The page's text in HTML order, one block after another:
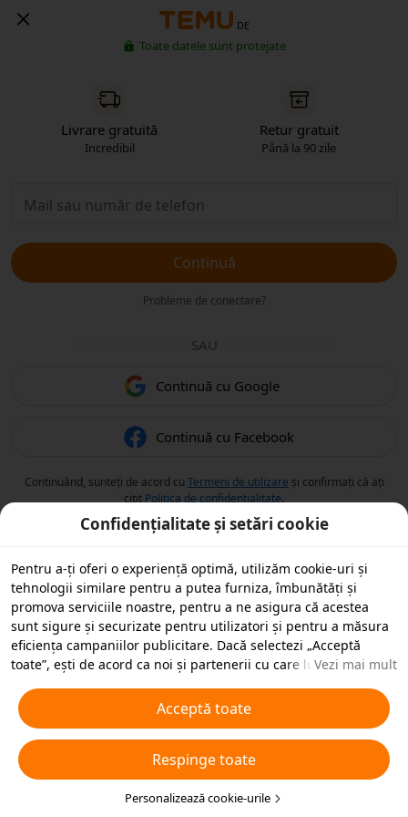
DE
Toate datele sunt protejate
Livrare gratuită
Incredibil
Retur gratuit
Până la 90 zile
Continuă
Probleme de conectare?
SAU
Continuă cu Google
Continuă cu Facebook
Continuând, sunteți de acord cu Termeni de utilizare și confirmați că ați
citit Politica de confidențialitate.
Confidențialitate și setări cookie
Pentru a-ți oferi o experiență optimă, utilizăm cookie-uri și
tehnologii similare pentru a putea furniza, îmbunătăți și
promova serviciile noastre, pentru a ne asigura că acestea
sunt sigure și securizate pentru utilizatori și pentru a măsura
eficiența campaniilor publicitare. Dacă selectezi „Acceptă
toate”, ești de acord ca noi și partenerii cu care lucrăm să
scopuri publicitare. De asemenea, poți „Respinge toate”
cookie-urile neesențiale sau poți alege ce tipuri de cookie-uri
dorești să accepți sau să dezactivezi, printr-un clic mai jos pe
„Personalizare cookie-uri” sau în orice moment în setările de
confidențialitate. Pentru mai multe detalii, veziPolitica noastră
privind cookie-urile și tehnologiile similare .
Vezi mai mult
Acceptă toate
Respinge toate
Personalizează cookie-urile